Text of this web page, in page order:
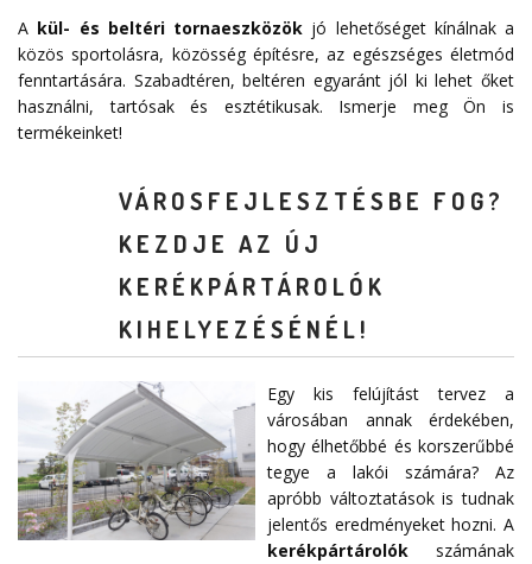
A kül- és beltéri tornaeszközök jó lehetőséget kínálnak a
közös sportolásra, közösség építésre, az egészséges életmód
fenntartására. Szabadtéren, beltéren egyaránt jól ki lehet őket
használni, tartósak és esztétikusak. Ismerje meg Ön is
termékeinket!
VÁROSFEJLESZTÉSBE FOG?
KEZDJE AZ ÚJ
KERÉKPÁRTÁROLÓK
KIHELYEZÉSÉNÉL!
Egy kis felújítást tervez a
városában annak érdekében,
hogy élhetőbbé és korszerűbbé
tegye a lakói számára? Az
apróbb változtatások is tudnak
jelentős eredményeket hozni. A
kerékpártárolók számának